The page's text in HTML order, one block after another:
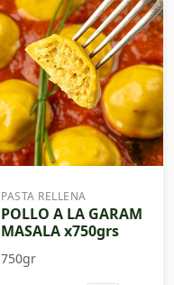
PASTA RELLENA
POLLO A LA GARAM
MASALA x750grs
750gr